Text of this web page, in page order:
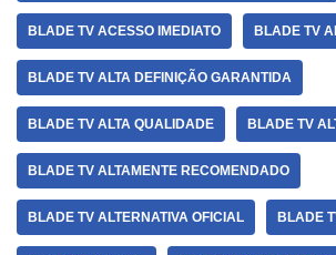
BLADE TV ACESSO IMEDIATO BLADE TV
BLADE TV ALTA DEFINIÇÃO GARANTIDA
BLADE TV ALTA QUALIDADE BLADE TV
BLADE TV ALTAMENTE RECOMENDADO
BLADE TV ALTERNATIVA OFICIAL BLADE